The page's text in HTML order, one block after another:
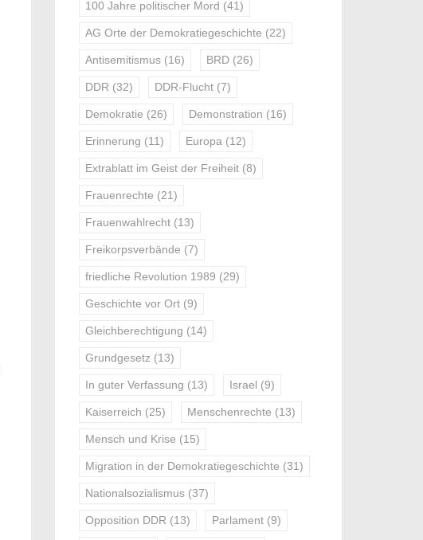
100 Jahre politischer Mord (41)
AG Orte der Demokratiegeschichte (22)
Antisemitismus (16) BRD (26)
DDR (32) DDR-Flucht (7)
Demokratie (26) Demonstration (16)
Erinnerung (11) Europa (12)
Extrablatt im Geist der Freiheit (8)
Frauenrechte (21)
Frauenwahlrecht (13)
Freikorpsverbände (7)
friedliche Revolution 1989 (29)
Geschichte vor Ort (9)
Gleichberechtigung (14)
Grundgesetz (13)
In guter Verfassung (13) Israel (9)
Kaiserreich (25) Menschenrechte (13)
Mensch und Krise (15)
Migration in der Demokratiegeschichte (31)
Nationalsozialismus (37)
Opposition DDR (13) Parlament (9)